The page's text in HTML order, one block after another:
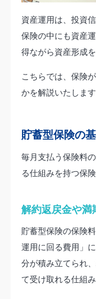
資産運用は、投資
保険の中にも資産
得ながら資産形成
こちらでは、保険
かを解説いたします
貯蓄型保険の
毎月支払う保険料
る仕組みを持つ保
解約返戻金や満
貯蓄型保険の保険
運用に回る費用」
分が積み立てられ
て受け取れる仕組み